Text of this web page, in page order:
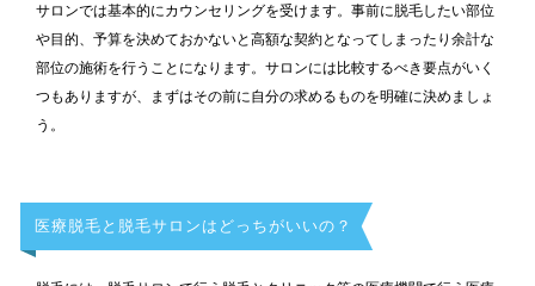
サロンでは基本的にカウンセリングを受けます。事前に脱毛したい部位
や目的、予算を決めておかないと高額な契約となってしまったり余計な
部位の施術を行うことになります。サロンには比較するべき要点がいく
つもありますが、まずはその前に自分の求めるものを明確に決めましょ
う。
医療脱毛と脱毛サロンはどっちがいいの？